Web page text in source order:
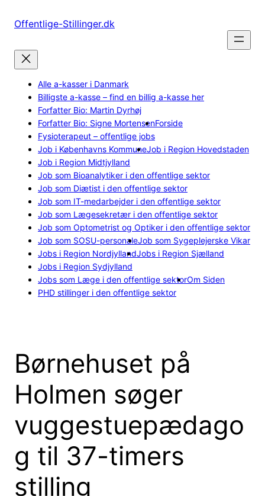
Offentlige-Stillinger.dk
Alle a-kasser i Danmark
Billigste a-kasse – find en billig a-kasse her
Forfatter Bio: Martin Dyrhøj
Forfatter Bio: Signe MortensenForside
Fysioterapeut – offentlige jobs
Job i Københavns KommuneJob i Region Hovedstaden
Job i Region Midtjylland
Job som Bioanalytiker i den offentlige sektor
Job som Diætist i den offentlige sektor
Job som IT-medarbejder i den offentlige sektor
Job som Lægesekretær i den offentlige sektor
Job som Optometrist og Optiker i den offentlige sektor
Job som SOSU-personaleJob som Sygeplejerske Vikar
Jobs i Region NordjyllandJobs i Region Sjælland
Jobs i Region Sydjylland
Jobs som Læge i den offentlige sektorOm Siden
PHD stillinger i den offentlige sektor
Børnehuset på
Holmen søger
vuggestuepædago
g til 37-timers
stilling